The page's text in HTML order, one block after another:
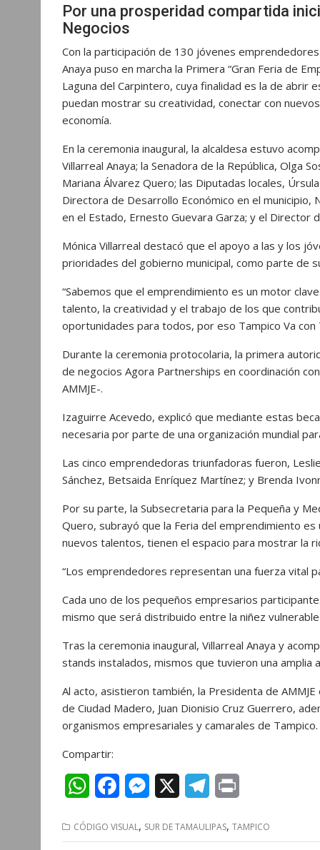
Por una prosperidad compartida
Negocios
Con la participación de 130 jóvenes
Anaya puso en marcha la Primera “Gran Feria de
Laguna del Carpintero, cuya finalidad es la de abrir
puedan mostrar su creatividad, conectar con
economía.
En la ceremonia inaugural, la alcaldesa estuvo
Villarreal Anaya; la Senadora de la República, Olga
Mariana Álvarez Quero; las Diputadas locales,
Directora de Desarrollo Económico en el
en el Estado, Ernesto Guevara Garza; y el Director
Mónica Villarreal destacó que el apoyo a las y los
prioridades del gobierno municipal, como parte de
“Sabemos que el emprendimiento es un motor
talento, la creatividad y el trabajo de los que
oportunidades para todos, por eso Tampico Va con
Durante la ceremonia protocolaria, la primera
de negocios Agora Partnerships en coordinación
AMMJE-.
Izaguirre Acevedo, explicó que mediante estas
necesaria por parte de una organización mundial
Las cinco emprendedoras triunfadoras fueron,
Sánchez, Betsaida Enríquez Martínez; y Brenda
Por su parte, la Subsecretaria para la Pequeña y
Quero, subrayó que la Feria del emprendimiento
nuevos talentos, tienen el espacio para mostrar la
“Los emprendedores representan una fuerza vital
Cada uno de los pequeños empresarios
mismo que será distribuido entre la niñez
Tras la ceremonia inaugural, Villarreal Anaya y
stands instalados, mismos que tuvieron una amplia
Al acto, asistieron también, la Presidenta de
de Ciudad Madero, Juan Dionisio Cruz Guerrero,
organismos empresariales y camarales de Tampico.
Compartir:
W
a
c
s
l
i
CÓDIGO VISUAL, SUR DE TAMAULIPAS, TAMPICO